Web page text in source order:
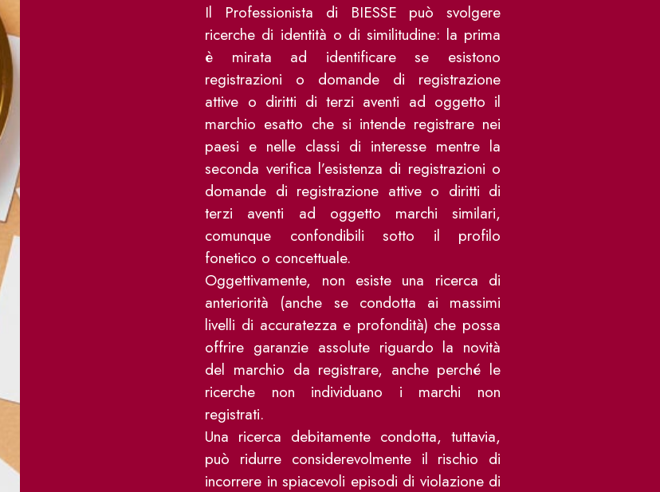
Il Professionista di BIESSE può svolgere
ricerche di identità o di similitudine: la prima
è mirata ad identificare se esistono
registrazioni o domande di registrazione
attive o diritti di terzi aventi ad oggetto il
marchio esatto che si intende registrare nei
paesi e nelle classi di interesse mentre la
seconda verifica l’esistenza di registrazioni o
domande di registrazione attive o diritti di
terzi aventi ad oggetto marchi similari,
comunque confondibili sotto il profilo
fonetico o concettuale.
Oggettivamente, non esiste una ricerca di
anteriorità (anche se condotta ai massimi
livelli di accuratezza e profondità) che possa
offrire garanzie assolute riguardo la novità
del marchio da registrare, anche perché le
ricerche non individuano i marchi non
registrati.
Una ricerca debitamente condotta, tuttavia,
può ridurre considerevolmente il rischio di
incorrere in spiacevoli episodi di violazione di